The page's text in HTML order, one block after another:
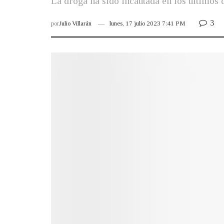
porJulio Villarán lunes, 17 julio 2023 7:41 PM 3